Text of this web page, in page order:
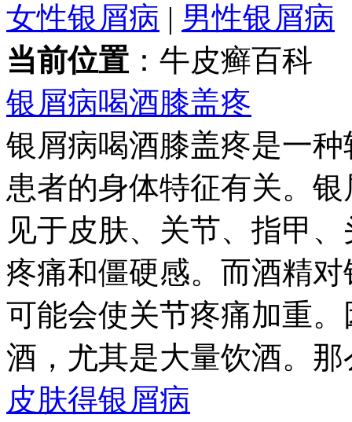
女性银屑病 | 男性银屑病
当前位置 ：牛皮癣百科
银屑病喝酒膝盖疼
银屑病喝酒膝盖疼是一
患者的身体特征有关。
见于皮肤、关节、指甲
疼痛和僵硬感。而酒精
可能会使关节疼痛加重
酒，尤其是大量饮酒。
皮肤得银屑病